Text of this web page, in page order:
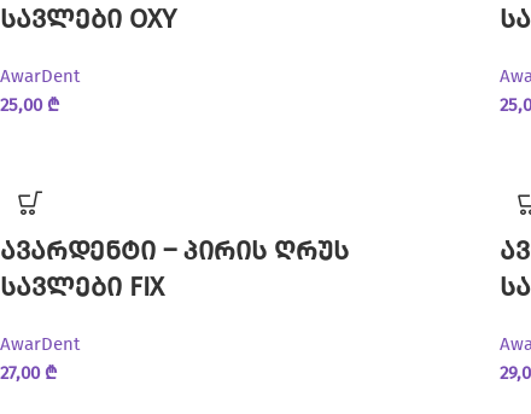
სავლები OXY
AwarDent
25,00₾
ავარდენტი – პირის ღრუს
სავლები FIX
AwarDent
27,00₾